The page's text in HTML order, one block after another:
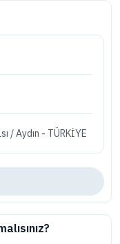
/ Aydın - TÜRKİYE